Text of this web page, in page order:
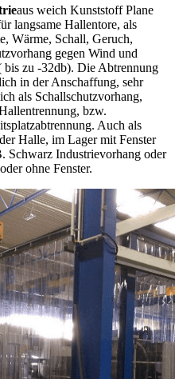
aus weich Kunststoff Plane
langsame Hallentore, als
Wärme, Schall, Geruch,
gegen Wind und
bis zu -32db). Die Abtrennung
in der Anschaffung, sehr
als Schallschutzvorhang,
bzw.
Auch als
Halle, im Lager mit Fenster
Schwarz Industrievorhang oder
ohne Fenster.